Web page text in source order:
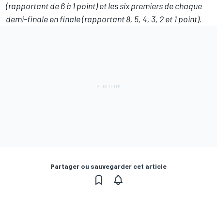
(rapportant de 6 à 1 point) et les six premiers de chaque
demi-finale en finale (rapportant 8, 5, 4, 3, 2 et 1 point).
Partager ou sauvegarder cet article